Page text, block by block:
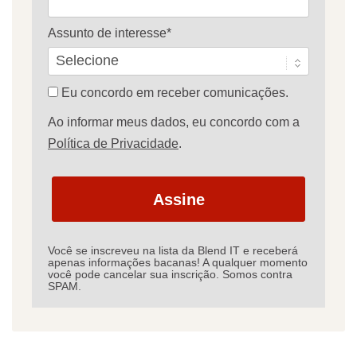
Assunto de interesse*
Eu concordo em receber comunicações.
Ao informar meus dados, eu concordo com a
Política de Privacidade.
Assine
Você se inscreveu na lista da Blend IT e receberá
apenas informações bacanas! A qualquer momento
você pode cancelar sua inscrição. Somos contra
SPAM.